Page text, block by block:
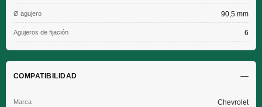
Ø agujero 90,5 mm
Agujeros de fijación 6
COMPATIBILIDAD
Chevrolet